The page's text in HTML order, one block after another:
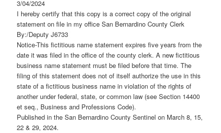
3/04/2024
I hereby certify that this copy is a correct copy of the original
statement on file in my office San Bernardino County Clerk
By:/Deputy J6733
Notice-This fictitious name statement expires five years from the
date it was filed in the office of the county clerk. A new fictitious
business name statement must be filed before that time. The
filing of this statement does not of itself authorize the use in this
state of a fictitious business name in violation of the rights of
another under federal, state, or common law (see Section 14400
et seq., Business and Professions Code).
Published in the San Bernardino County Sentinel on March 8, 15,
22 & 29, 2024.